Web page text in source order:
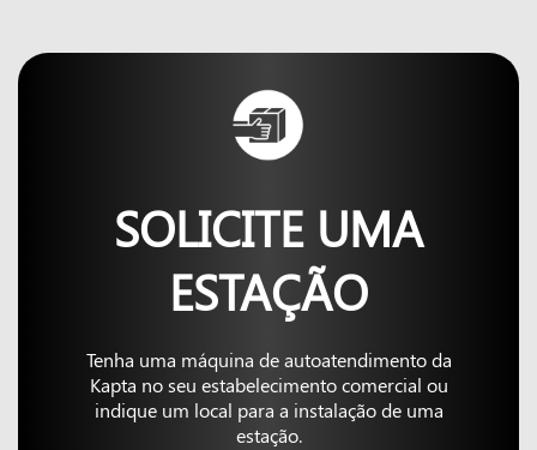
SOLICITE UMA
ESTAÇÃO
Tenha uma máquina de autoatendimento da
Kapta no seu estabelecimento comercial ou
indique um local para a instalação de uma
estação.